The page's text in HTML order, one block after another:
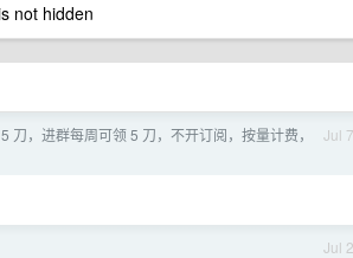
not hidden
Jul 7
，进群每周可领 5 刀，不开订阅，按量计费，
Jul 2